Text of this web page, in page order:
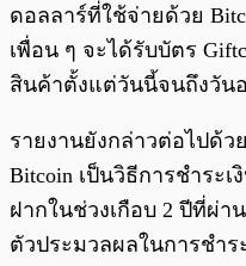
ดอลลาร์ที่ใช้จ่ายด้วย
เพื่อน ๆ จะได้รับบัตร
สินค้าตั้งแต่วันนี้จนถึงวัน
รายงานยังกล่าวต่อไปด้ว
Bitcoin เป็นวิธีการชำระ
ฝากในช่วงเกือบ 2 ปีที่ผ่า
ตัวประมวลผลในการชำร